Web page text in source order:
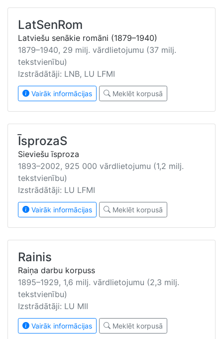
LatSenRom
Latviešu senākie romāni (1879–1940)
1879–1940, 29 milj. vārdlietojumu (37 milj.
tekstvienību)
Izstrādātāji: LNB, LU LFMI
Vairāk informācijas Meklēt korpusā
ĪsprozaS
Sieviešu īsproza
1893–2002, 925 000 vārdlietojumu (1,2 milj.
tekstvienību)
Izstrādātāji: LU LFMI
Vairāk informācijas Meklēt korpusā
Rainis
Raiņa darbu korpuss
1895–1929, 1,6 milj. vārdlietojumu (2,3 milj.
tekstvienību)
Izstrādātāji: LU MII
Vairāk informācijas Meklēt korpusā